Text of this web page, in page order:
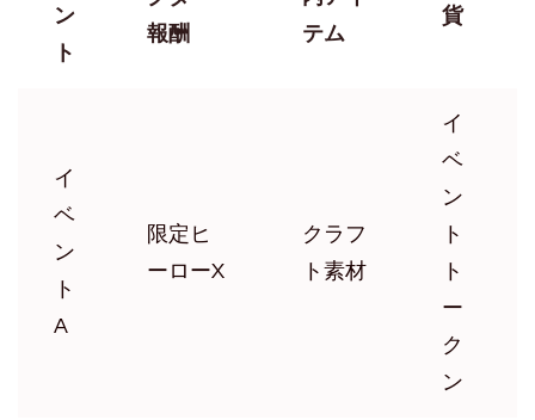
ン
ト
報酬
テム
貨
イ
ベ
ン
ト
A
限定ヒ
ーローX
クラフ
ト素材
イ
ベ
ン
ト
ト
ー
ク
ン